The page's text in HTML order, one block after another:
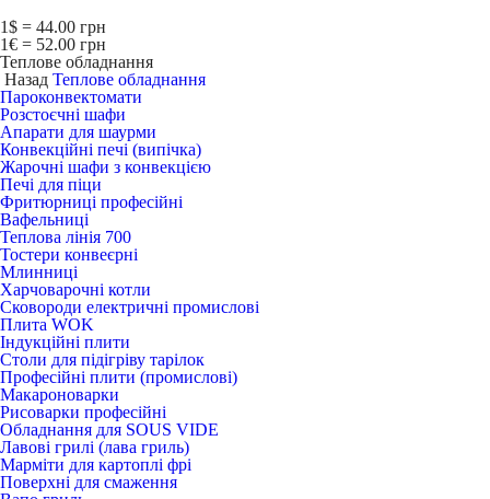
1$ = 44.00 грн
1€ = 52.00 грн
Теплове обладнання
Назад Теплове обладнання
Пароконвектомати
Розстоєчні шафи
Апарати для шаурми
Конвекційні печі (випічка)
Жарочні шафи з конвекцією
Печі для піци
Фритюрниці професійні
Вафельниці
Теплова лінія 700
Тостери конвеєрні
Млинниці
Харчоварочні котли
Сковороди електричні промислові
Плита WOK
Індукційні плити
Столи для підігріву тарілок
Професійні плити (промислові)
Макароноварки
Рисоварки професійні
Обладнання для SOUS VIDE
Лавові грилі (лава гриль)
Марміти для картоплі фрі
Поверхні для смаження